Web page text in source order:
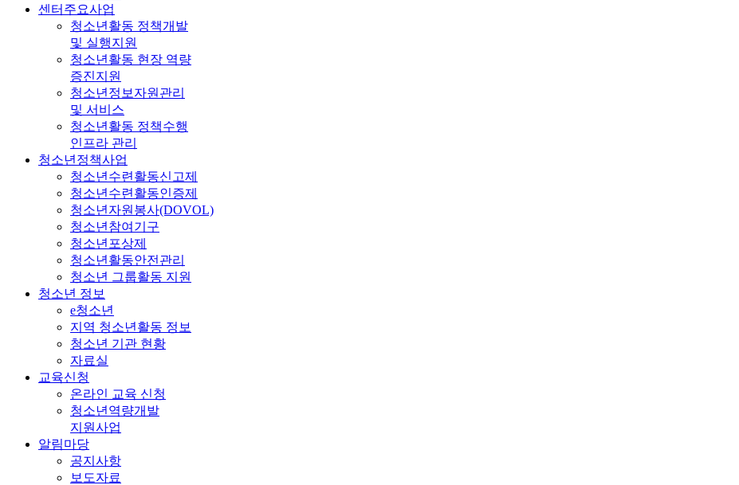
센터주요사업
청소년활동 정책개발
및 실행지원
청소년활동 현장 역량
증진지원
청소년정보자원관리
및 서비스
청소년활동 정책수행
인프라 관리
청소년정책사업
청소년수련활동신고제
청소년수련활동인증제
청소년자원봉사(DOVOL)
청소년참여기구
청소년포상제
청소년활동안전관리
청소년 그룹활동 지원
청소년 정보
e청소년
지역 청소년활동 정보
청소년 기관 현황
자료실
교육신청
온라인 교육 신청
청소년역량개발
지원사업
알림마당
공지사항
보도자료